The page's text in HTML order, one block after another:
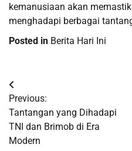
kemanusiaan akan
menghadapi berbagai
Posted in Berita Hari Ini
Post
navigation
Previous:
Tantangan yang Dihadapi
TNI dan Brimob di Era
Modern